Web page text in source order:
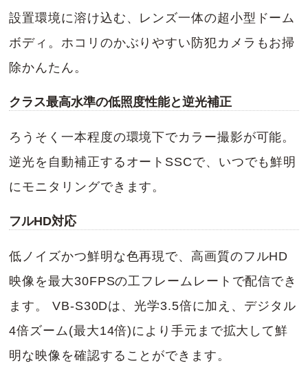
設置環境に溶け込む、レンズ一体の超小型ドーム
ボディ。ホコリのかぶりやすい防犯カメラもお掃
除かんたん。
クラス最高水準の低照度性能と逆光補正
ろうそく一本程度の環境下でカラー撮影が可能。
逆光を自動補正するオートSSCで、いつでも鮮明
にモニタリングできます。
フルHD対応
低ノイズかつ鮮明な色再現で、高画質のフルHD
映像を最大30FPSの工フレームレートで配信でき
ます。 VB-S30Dは、光学3.5倍に加え、デジタル
4倍ズーム(最大14倍)により手元まで拡大して鮮
明な映像を確認することができます。